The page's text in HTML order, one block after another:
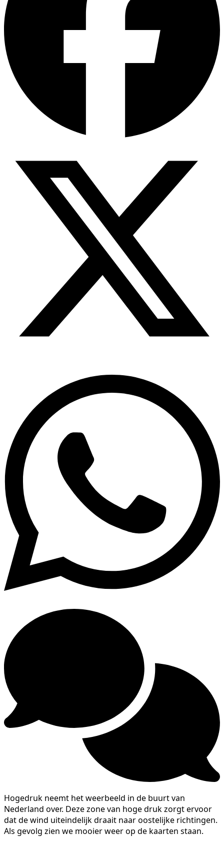
Hogedruk neemt het weerbeeld in de buurt van
Nederland over. Deze zone van hoge druk zorgt ervoor
dat de wind uiteindelijk draait naar oostelijke richtingen.
Als gevolg zien we mooier weer op de kaarten staan.